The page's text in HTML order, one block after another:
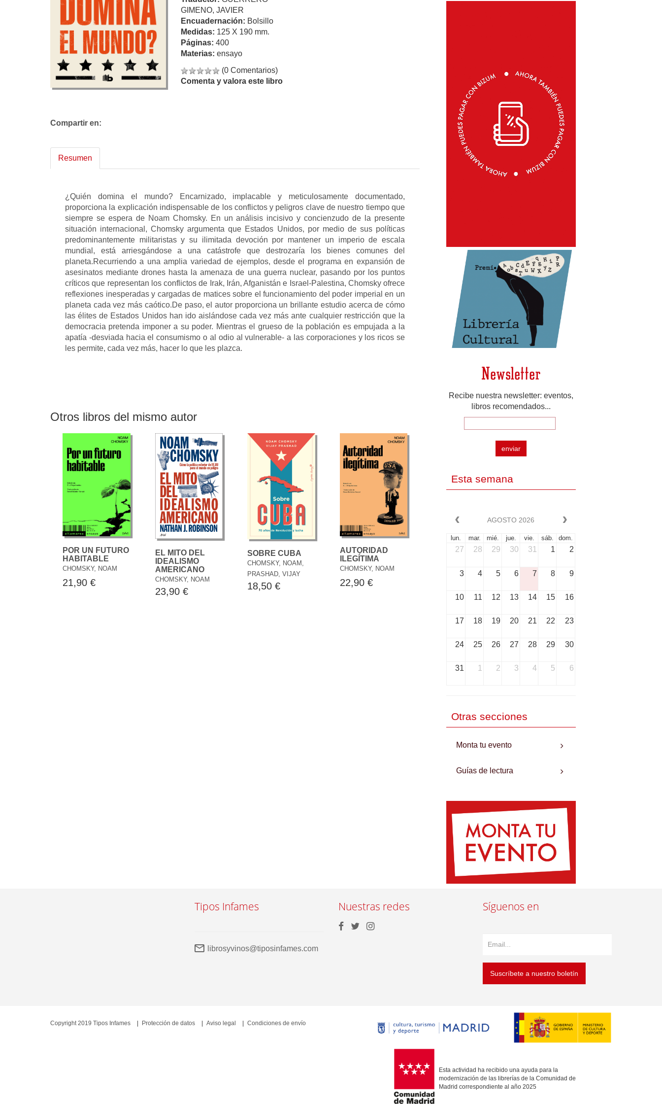
GIMENO, JAVIER
Encuadernación: Bolsillo
Medidas: 125 X 190 mm.
Páginas: 400
Materias: ensayo
(0 Comentarios)
Comenta y valora este libro
Compartir en:
Resumen
¿Quién domina el mundo? Encarnizado, implacable y meticulosamente documentado,
proporciona la explicación indispensable de los conflictos y peligros clave de nuestro tiempo que
siempre se espera de Noam Chomsky. En un análisis incisivo y concienzudo de la presente
situación internacional, Chomsky argumenta que Estados Unidos, por medio de sus políticas
predominantemente militaristas y su ilimitada devoción por mantener un imperio de escala
mundial, está arriesgándose a una catástrofe que destrozaría los bienes comunes del
planeta.Recurriendo a una amplia variedad de ejemplos, desde el programa en expansión de
asesinatos mediante drones hasta la amenaza de una guerra nuclear, pasando por los puntos
críticos que representan los conflictos de Irak, Irán, Afganistán e Israel-Palestina, Chomsky ofrece
reflexiones inesperadas y cargadas de matices sobre el funcionamiento del poder imperial en un
planeta cada vez más caótico.De paso, el autor proporciona un brillante estudio acerca de cómo
las élites de Estados Unidos han ido aislándose cada vez más ante cualquier restricción que la
democracia pretenda imponer a su poder. Mientras el grueso de la población es empujada a la
apatía -desviada hacia el consumismo o al odio al vulnerable- a las corporaciones y los ricos se
les permite, cada vez más, hacer lo que les plazca.
Otros libros del mismo autor
POR UN FUTURO
HABITABLE
CHOMSKY, NOAM
21,90 €
EL MITO DEL
IDEALISMO
AMERICANO
CHOMSKY, NOAM
23,90 €
SOBRE CUBA
CHOMSKY, NOAM,
PRASHAD, VIJAY
18,50 €
AUTORIDAD
ILEGÍTIMA
CHOMSKY, NOAM
22,90 €
Newsletter
Recibe nuestra newsletter: eventos,
libros recomendados...
enviar
Esta semana
AGOSTO 2026
lun. mar. mié. jue. vie. sáb. dom.
27 28 29 30 31 1 2
3 4 5 6 7 8 9
10 11 12 13 14 15 16
17 18 19 20 21 22 23
24 25 26 27 28 29 30
31 1 2 3 4 5 6
Otras secciones
Monta tu evento
Guías de lectura
Tipos Infames
librosyvinos@tiposinfames.com
Nuestras redes Síguenos en
Suscríbete a nuestro boletín
Esta actividad ha recibido una ayuda para la
modernización de las librerías de la Comunidad de
Madrid correspondiente al año 2025
Copyright 2019 Tipos Infames Protección de datos Aviso legal Condiciones de envío